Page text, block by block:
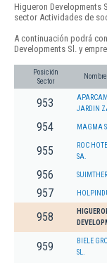
Higueron Developments
sector Actividades de
A continuación podrá
Developments Sl. y
Posición
Sector
953
JARDIN
954 MAGMA
955
ROC
SA.
956 SUIMTHER
957
958
959
BIELE
SL.